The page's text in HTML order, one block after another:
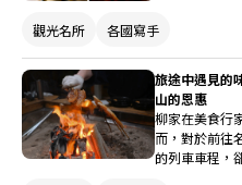
章就要帶你精
觀光名所 各國寫手
旅途中遇見的
山的恩惠
柳家在美食行
而，對於前往
的列車車程，